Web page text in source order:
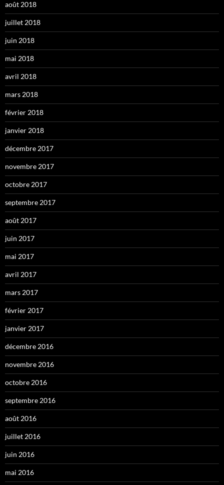
août 2018
juillet 2018
juin 2018
mai 2018
avril 2018
mars 2018
février 2018
janvier 2018
décembre 2017
novembre 2017
octobre 2017
septembre 2017
août 2017
juin 2017
mai 2017
avril 2017
mars 2017
février 2017
janvier 2017
décembre 2016
novembre 2016
octobre 2016
septembre 2016
août 2016
juillet 2016
juin 2016
mai 2016